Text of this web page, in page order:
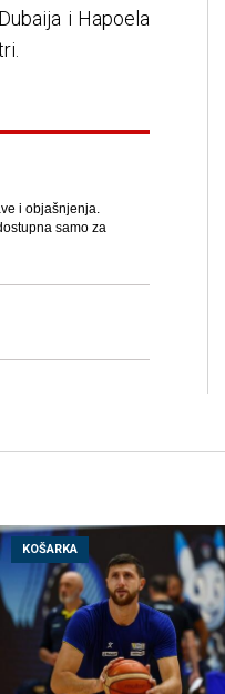
i Hapoela
i objašnjenja.
samo za
KOŠARKA